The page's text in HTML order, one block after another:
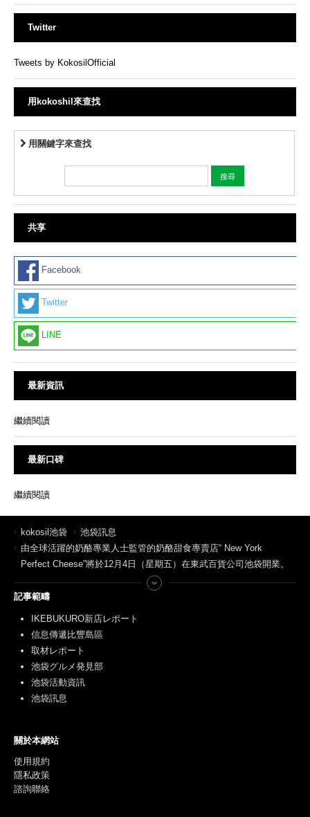
Twitter
Tweets by KokosilOfficial
用kokoshil來查找
用關鍵字來查找
共享
Facebook
Twitter
LINE
最新資訊
繼續閱讀
最新口碑
繼續閱讀
kokosil池袋
池袋訊息
由全球活躍的奶酪專業人士監管的奶酪甜食專賣店“ New York
Perfect Cheese”將於12月4日（星期五）在東武百貨公司池袋開業。
記事範疇
IKEBUKURO新店レポート
信息傳遞比豐島區
取材レポート
池袋グルメ発見部
池袋活動資訊
池袋訊息
關於本網站
使用規約
隱私政策
諮詢聯絡